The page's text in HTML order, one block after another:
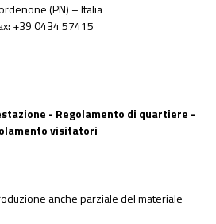
(PN) – Italia
+39 0434 57415
- Regolamento di quartiere -
visitatori
anche parziale del materiale